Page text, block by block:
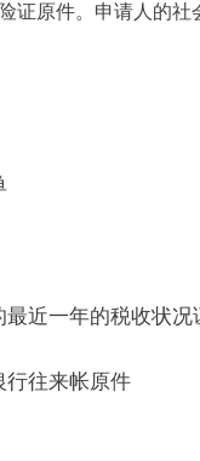
证原件。申请人的社
近一年的税收状况
行往来帐原件